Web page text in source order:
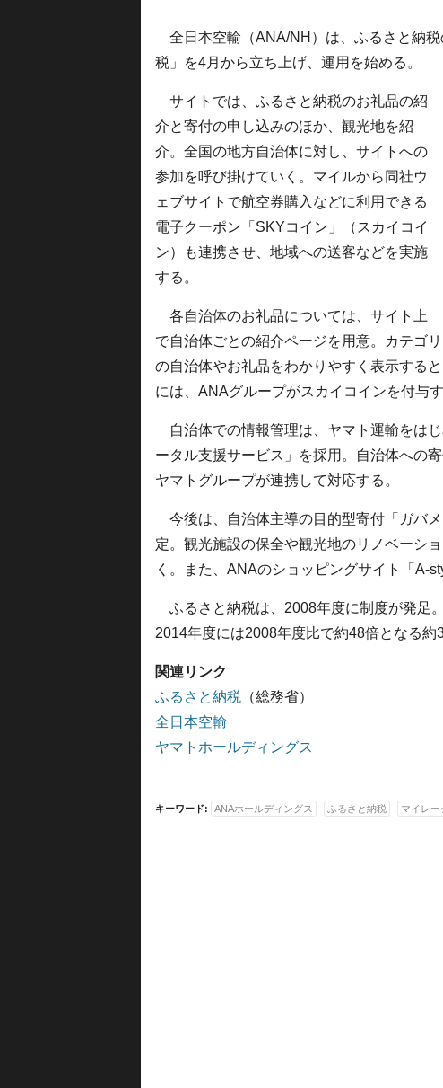
全日本空輸（ANA/NH）は、ふるさと納
税」を4月から立ち上げ、運用を始める。
サイトでは、ふるさと納税のお礼品の紹
介と寄付の申し込みのほか、観光地を紹
介。全国の地方自治体に対し、サイトへの
参加を呼び掛けていく。マイルから同社ウ
ェブサイトで航空券購入などに利用できる
電子クーポン「SKYコイン」（スカイコイ
ン）も連携させ、地域への送客などを実施
する。
各自治体のお礼品については、サイト上
で自治体ごとの紹介ページを用意。カテゴ
の自治体やお礼品をわかりやすく表示する
には、ANAグループがスカイコインを付与す
自治体での情報管理は、ヤマト運輸をは
ータル支援サービス」を採用。自治体への
ヤマトグループが連携して対応する。
今後は、自治体主導の目的型寄付「ガバ
定。観光施設の保全や観光地のリノベーシ
く。また、ANAのショッピングサイト「A-
ふるさと納税は、2008年度に制度が発足
2014年度には2008年度比で約48倍となる約
関連リンク
ふるさと納税 （総務省）
全日本空輸
ヤマトホールディングス
キーワード:
ANAホールディングス ふるさと納税 マイレー